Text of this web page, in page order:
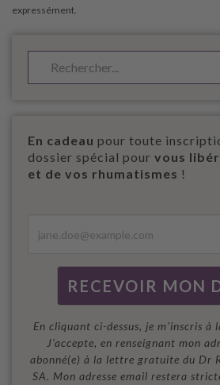
En cadeau pour toute
dossier spécial pour vous
et de vos rhumatismes !
En cliquant ci-dessus, je m'inscris à
J’accepte, en renseignant mon
abonné(e) à la lettre gratuite du Dr
SA. Mon adresse email restera